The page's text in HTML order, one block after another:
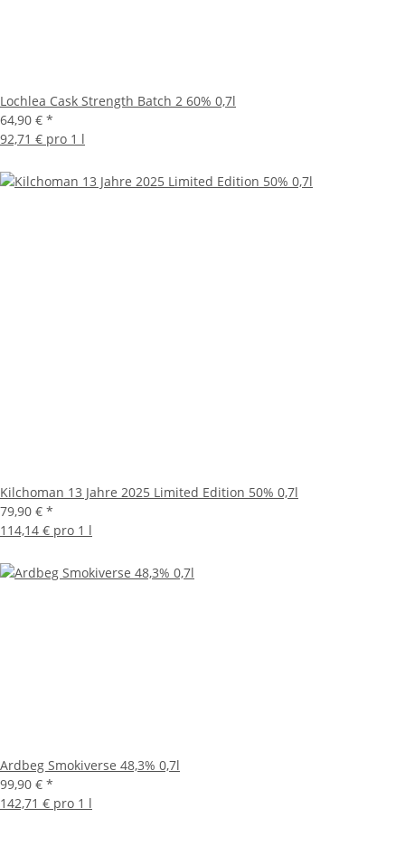
Lochlea Cask Strength Batch 2 60% 0,7l
64,90 € *
92,71 € pro 1 l
Kilchoman 13 Jahre 2025 Limited Edition 50% 0,7l
79,90 € *
114,14 € pro 1 l
Ardbeg Smokiverse 48,3% 0,7l
99,90 € *
142,71 € pro 1 l